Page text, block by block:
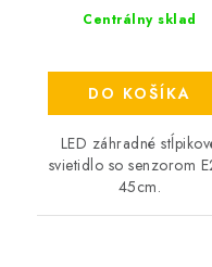
Centrálny sklad
DO KOŠÍKA
LED záhradné
svietidlo so senzorom
45cm.